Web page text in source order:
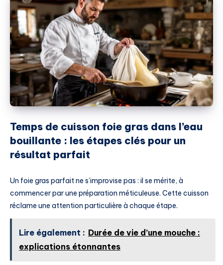
Temps de cuisson foie gras dans l’eau
bouillante : les étapes clés pour un
résultat parfait
Un foie gras parfait ne s’improvise pas : il se mérite, à
commencer par une préparation méticuleuse. Cette cuisson
réclame une attention particulière à chaque étape.
Lire également : Durée de vie d’une mouche :
explications étonnantes